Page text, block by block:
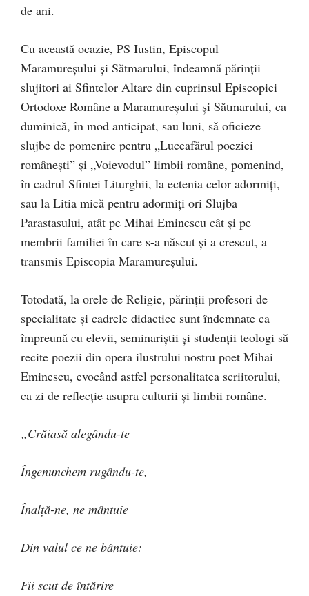
de ani.
Cu această ocazie, PS Iustin, Episcopul
Maramureșului și Sătmarului, îndeamnă părinții
slujitori ai Sfintelor Altare din cuprinsul Episcopiei
Ortodoxe Române a Maramureșului și Sătmarului, ca
duminică, în mod anticipat, sau luni, să oficieze
slujbe de pomenire pentru „Luceafărul poeziei
românești” și „Voievodul” limbii române, pomenind,
în cadrul Sfintei Liturghii, la ectenia celor adormiți,
sau la Litia mică pentru adormiți ori Slujba
Parastasului, atât pe Mihai Eminescu cât și pe
membrii familiei în care s-a născut și a crescut, a
transmis Episcopia Maramureșului.
Totodată, la orele de Religie, părinții profesori de
specialitate și cadrele didactice sunt îndemnate ca
împreună cu elevii, seminariștii și studenții teologi să
recite poezii din opera ilustrului nostru poet Mihai
Eminescu, evocând astfel personalitatea scriitorului,
ca zi de reflecţie asupra culturii și limbii române.
„Crăiasă alegându-te
Îngenunchem rugându-te,
Înalţă-ne, ne mântuie
Din valul ce ne bântuie:
Fii scut de întărire